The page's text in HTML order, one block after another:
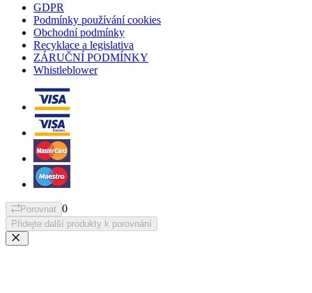
GDPR
Podmínky používání cookies
Obchodní podmínky
Recyklace a legislativa
ZÁRUČNÍ PODMÍNKY
Whistleblower
Porovnat 0
Přidejte další produkty k porovnání